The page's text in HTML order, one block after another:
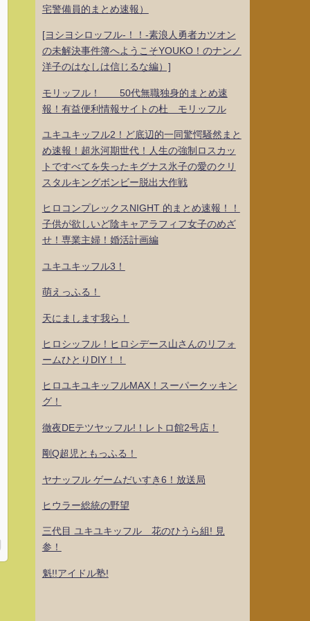
宅警備員的まとめ速報）
[ヨシヨシロッフル-！！-素浪人勇者カツオン
の未解決事件簿へようこそYOUKO！のナンノ
洋子のはなしは信じるな編）]
モリッフル！ 50代無職独身的まとめ速
報！有益便利情報サイトの杜 モリッフル
ユキユキッフル2！ど底辺的一同驚愕騒然まと
め速報！超氷河期世代！人生の強制ロスカッ
トですべてを失ったキグナス氷子の愛のクリ
スタルキングボンビー脱出大作戦
ヒロコンプレックスNIGHT 的まとめ速報！！
子供が欲しいど陰キャアラフィフ女子のめざ
せ！専業主婦！婚活計画編
ユキユキッフル3！
萌えっふる！
天にまします我ら！
ヒロシッフル！ヒロシデース山さんのリフォ
ームひとりDIY！！
ヒロユキユキッフルMAX！スーパークッキン
グ！
徹夜DEテツヤッフル!！レトロ館2号店！
剛Q超児ともっふる！
ヤナッフル ゲームだいすき6！放送局
ヒウラー総統の野望
三代目 ユキユキッフル 花のひうら組! 見
参！
魁!!アイドル塾!